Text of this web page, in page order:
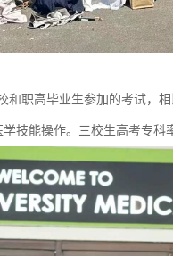
和职高毕业生参加的考试，
技能操作。三校生高考专科